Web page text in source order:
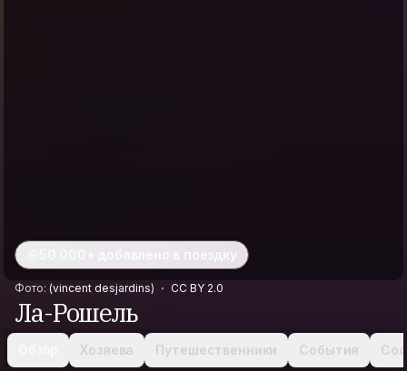
50 000+ добавлено в поездку
Фото: (vincent desjardins) CC BY 2.0
Ла-Рошель
Хозяева Путешественники События